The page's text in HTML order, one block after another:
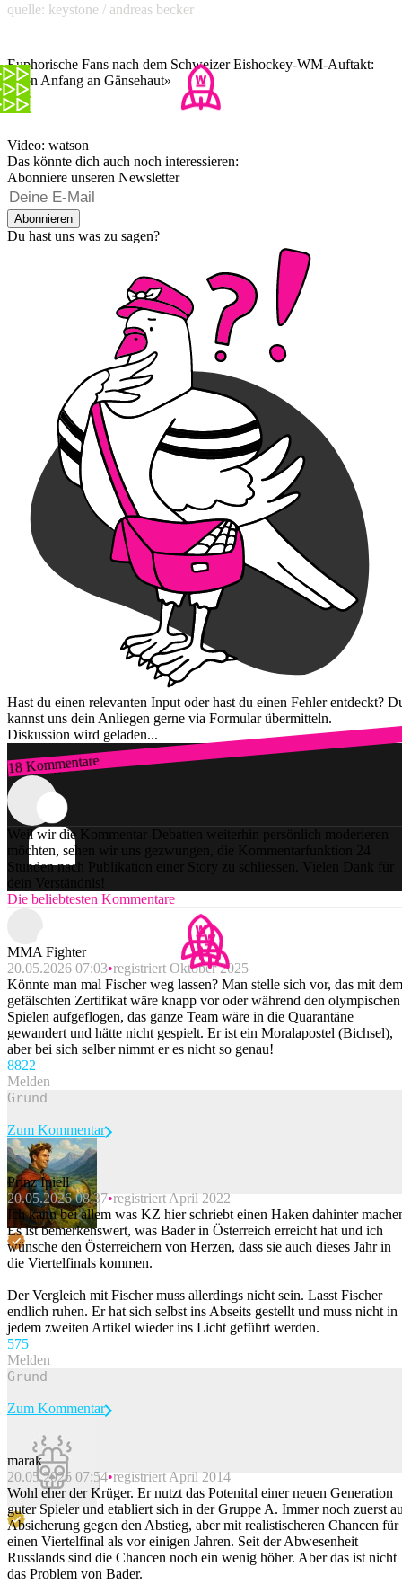
quelle: keystone / andreas becker
Euphorische Fans nach dem Schweizer Eishockey-WM-Auftakt:
«Von Anfang an Gänsehaut»
Video: watson
Das könnte dich auch noch interessieren:
Abonniere unseren Newsletter
Abonnieren
Du hast uns was zu sagen?
Hast du einen relevanten Input oder hast du einen Fehler entdeckt?
kannst uns dein Anliegen gerne via Formular übermitteln.
Diskussion wird geladen...
18 Kommentare
Zum Login
Weil wir die Kommentar-Debatten weiterhin persönlich moderieren
möchten, sehen wir uns gezwungen, die Kommentarfunktion 24
Stunden nach Publikation einer Story zu schliessen. Vielen Dank für
dein Verständnis!
Die beliebtesten Kommentare
MMA Fighter
20.05.2026 07:03 registriert Oktober 2025
Könnte man mal Fischer weg lassen? Man stelle sich vor, das mit dem
gefälschten Zertifikat wäre knapp vor oder während den olympischen
Spielen aufgeflogen, das ganze Team wäre in die Quarantäne
gewandert und hätte nicht gespielt. Er ist ein Moralapostel (Bichsel),
aber bei sich selber nimmt er es nicht so genau!
8822
Melden
Beitrag melden
Zum Kommentar
Prinz Ipiell
20.05.2026 08:37 registriert April 2022
Ich kann bei allem was KZ hier schriebt einen Haken dahinter
Es ist bemerkenswert, was Bader in Österreich erreicht hat und ich
wünsche den Österreichern von Herzen, dass sie auch dieses Jahr in
die Viertelfinals kommen.
Der Vergleich mit Fischer muss allerdings nicht sein. Lasst Fischer
endlich ruhen. Er hat sich selbst ins Abseits gestellt und muss nicht in
jedem zweiten Artikel wieder ins Licht geführt werden.
575
Melden
Beitrag melden
Zum Kommentar
marak
20.05.2026 07:54 registriert April 2014
Wohl eher der Krüger. Er nutzt das Potenital einer neuen Generation
guter Spieler und etabliert sich in der Gruppe A. Immer noch zuerst
Absicherung gegen den Abstieg, aber mit realistischeren Chancen für
einen Viertelfinal als vor einigen Jahren. Seit der Abwesenheit
Russlands sind die Chancen noch ein wenig höher. Aber das ist nicht
das Problem von Bader.